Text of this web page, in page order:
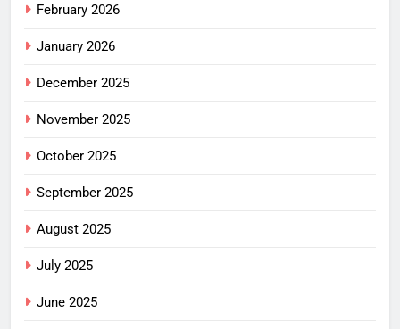
February 2026
January 2026
December 2025
November 2025
October 2025
September 2025
August 2025
July 2025
June 2025